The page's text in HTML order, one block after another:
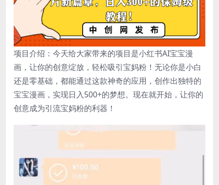
项目介绍：今天给大家带来的项目是小红书AI宝宝漫
画，让你的创意绽放，轻松吸引宝妈粉！无论你是小白
还是零基础，都能通过这款神奇的应用，创作出独特的
宝宝漫画，实现日入500+的梦想。现在就开始，让你的
创意成为引流宝妈粉的利器！